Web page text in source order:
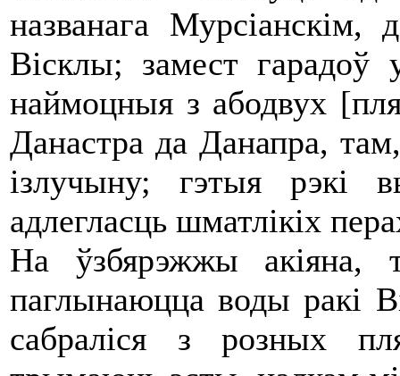
названага
Вісклы; замест
наймоцныя з абодвух
Данастра да Данапра,
ізлучыну; гэтыя рэкі
адлегласць шматлікіх
На ўзбярэжжы акіяна,
паглынаюцца воды ракі
сабраліся з розных